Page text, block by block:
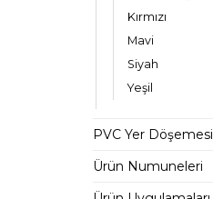
Kırmızı
Mavi
Siyah
Yeşil
PVC Yer Döşemesi
Ürün Numuneleri